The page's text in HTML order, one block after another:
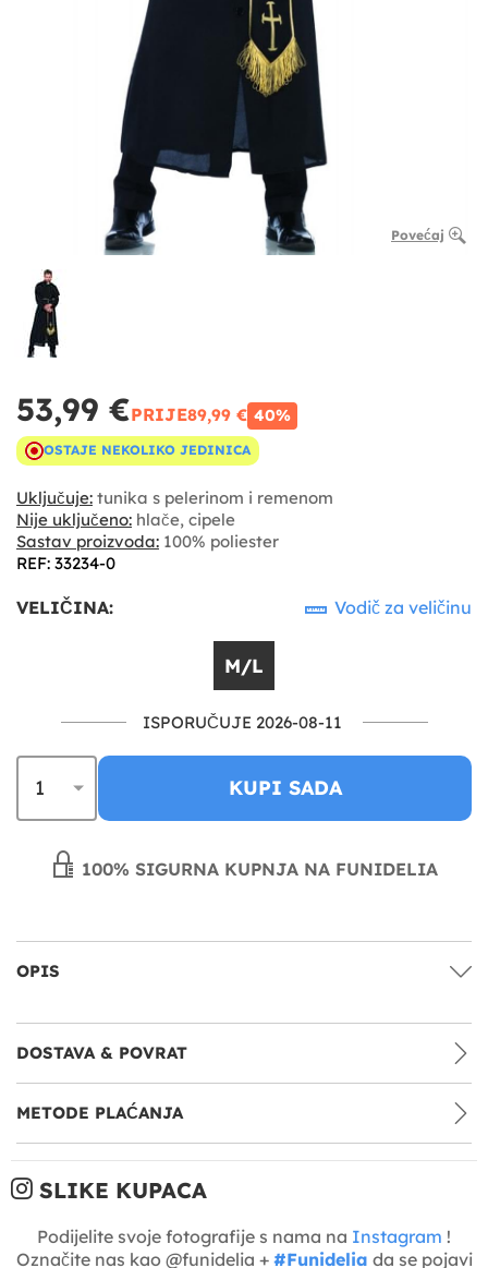
Povećaj
53,99 €PRIJE89,99 € 40%
OSTAJE NEKOLIKO JEDINICA
Uključuje: tunika s pelerinom i remenom
Nije uključeno: hlače, cipele
Sastav proizvoda: 100% poliester
REF: 33234-0
VELIČINA: Vodič za veličinu
M/L
ISPORUČUJE 2026-08-11
KUPI SADA
100% SIGURNA KUPNJA NA FUNIDELIA
OPIS
DOSTAVA & POVRAT
METODE PLAĆANJA
SLIKE KUPACA
Podijelite svoje fotografije s nama na Instagram !
Označite nas kao @funidelia + #Funidelia da se pojavi